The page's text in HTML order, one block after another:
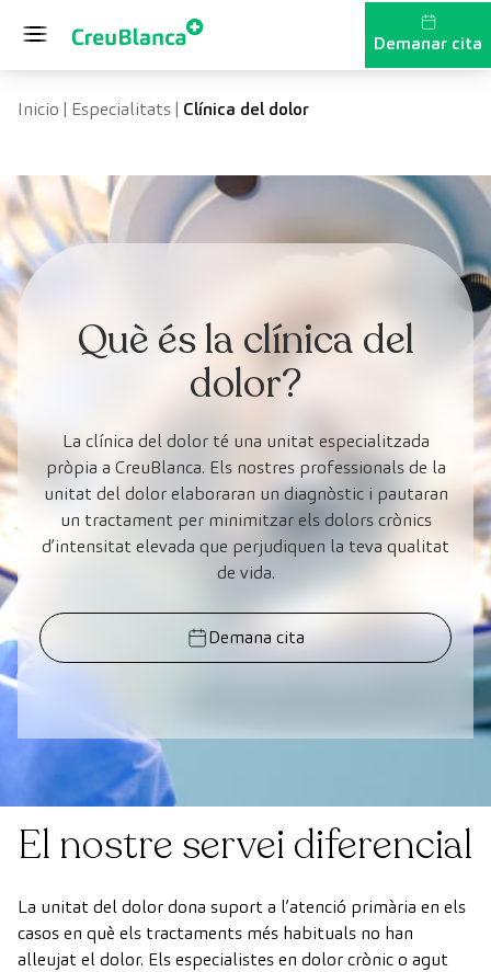
Demanar cita
Inicio | Especialitats| Clínica del dolor
Què és la clínica del
dolor?
La clínica del dolor té una unitat especialitzada
pròpia a CreuBlanca. Els nostres professionals de la
unitat del dolor elaboraran un diagnòstic i pautaran
un tractament per minimitzar els dolors crònics
d’intensitat elevada que perjudiquen la teva qualitat
de vida.
Demana cita
El nostre servei diferencial
La unitat del dolor dona suport a l’atenció primària en els
casos en què els tractaments més habituals no han
alleujat el dolor. Els especialistes en dolor crònic o agut